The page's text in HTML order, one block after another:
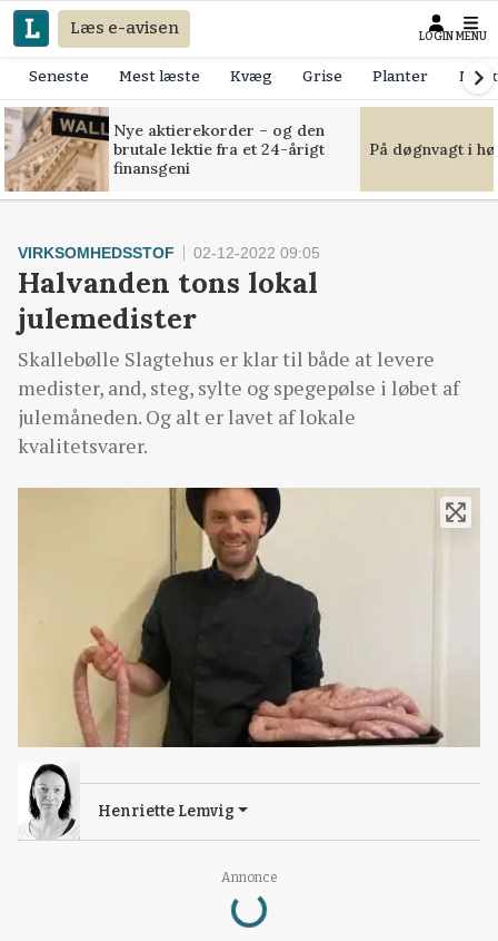
Læs e-avisen LOGIN MENU
Seneste Mest læste Kvæg Grise Planter
Nye aktierekorder – og den
brutale lektie fra et 24-årigt
finansgeni
På døgnvagt i
Annonce
Loading...
VIRKSOMHEDSSTOF 02-12-2022 09:05
Halvanden tons lokal
julemedister
Skallebølle Slagtehus er klar til både at levere
medister, and, steg, sylte og spegepølse i løbet af
julemåneden. Og alt er lavet af lokale
kvalitetsvarer.
Henriette Lemvig